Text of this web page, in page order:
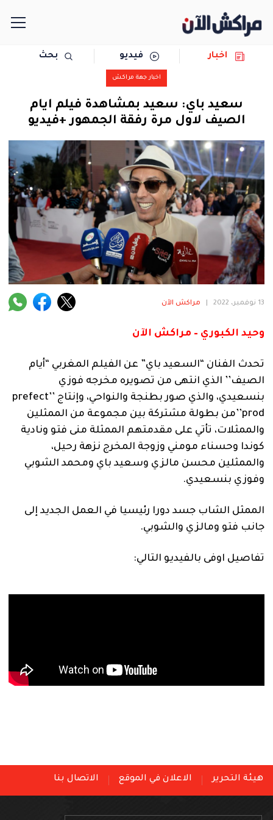
سياسة
رياضة
حوادث
دولية
المرأة
فنية
منوعة
آراء
اخبار فيديو بحث
اخبار جهة مراكش
سعيد باي: سعيد بمشاهدة فيلم ايام
الصيف لاول مرة رفقة الجمهور +فيديو
13 نوفمبر، 2022 مراكش الآن
وحيد الكبوري – مراكش الآن
تحدث الفنان “السعيد باي” عن الفيلم المغربي “أيام
الصيف’’ الذي انتهى من تصويره مخرجه فوزي
بنسعيدي، والذي صور بطنجة والنواحي، وإنتاج ’’prefect
prod’’من بطولة مشتركة بين مجموعة من الممثلين
والممثلات، تأتي على مقدمتهم الممثلة منى فتو ونادية
كوندا وحسناء مومني وزوجة المخرج نزهة رحيل،
والممثلين محسن مالزي وسعيد باي ومحمد الشوبي
وفوزي بنسعيدي.
الممثل الشاب جسد دورا رئيسيا في العمل الجديد إلى
جانب فتو ومالزي والشوبي.
تفاصيل اوفى بالفيديو التالي:
هيئة التحرير الاعلان في الموقع الاتصال بنا